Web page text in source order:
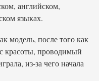
английском,
языках.
модель, после того как
красоты, проводимый
из-за чего начала